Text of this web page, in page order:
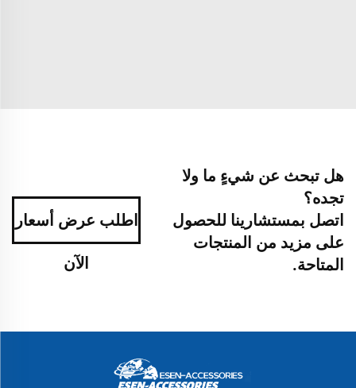
هل تبحث عن شيءٍ ما ولا
تجده؟
اتصل بمستشارينا للحصول
على مزيد من المنتجات
المتاحة.
اطلب عرض أسعار
الآن